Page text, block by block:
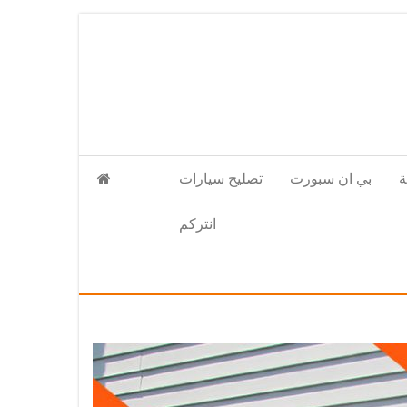
تصليح سيارات بي ان سبورت
انتركم